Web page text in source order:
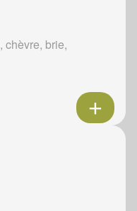
chèvre, brie,